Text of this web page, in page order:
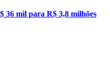
36 mil para R$ 3,8 milhões